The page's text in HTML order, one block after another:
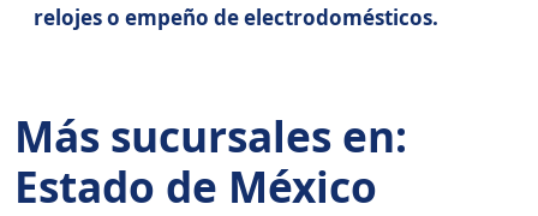
relojes o empeño de electrodomésticos.
Más sucursales en:
Estado de México